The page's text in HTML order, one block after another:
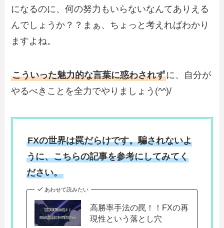
になるのに、何の努力もいらないなんてありえる
んでしょうか？？まぁ、ちょっと考えればわかり
ますよね。
こういった魅力的な言葉に惑わされずに、自分が
やるべきことを全力でやりましょう(^^)/
FXの世界は罠だらけです。騙されないよ
うに、こちらの記事を参考にしてみてく
ださい。
あわせて読みたい
高勝率手法の罠！！FXの再
現性という落とし穴